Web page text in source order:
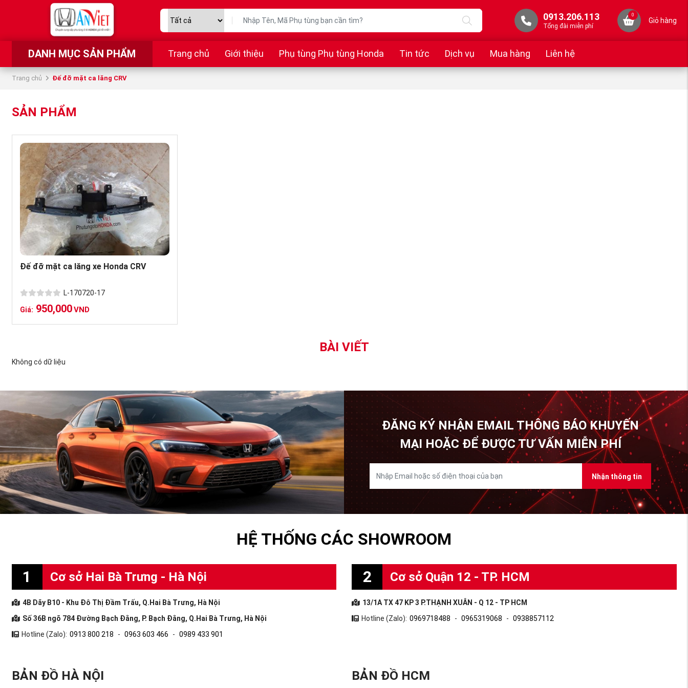
0913.206.113
Tổng đài miễn phí
0
Giỏ hàng
DANH MỤC SẢN PHẨM Trang chủ Giới thiệu Phụ tùng Phụ tùng Honda Tin tức Dịch vụ Mua hàng Liên hệ
Trang chủ Đế đỡ mặt ca lăng CRV
SẢN PHẨM
Đế đỡ mặt ca lăng xe Honda CRV
L-170720-17
Giá: 950,000VND
BÀI VIẾT
Không có dữ liệu
ĐĂNG KÝ NHẬN EMAIL THÔNG BÁO KHUYẾN
MẠI HOẶC ĐỂ ĐƯỢC TƯ VẤN MIỄN PHÍ
Nhận thông tin
HỆ THỐNG CÁC SHOWROOM
1 Cơ sở Hai Bà Trưng - Hà Nội
4B Dãy B10 - Khu Đô Thị Đầm Trấu, Q.Hai Bà Trưng, Hà Nội
Số 36B ngõ 784 Đường Bạch Đằng, P. Bạch Đằng, Q.Hai Bà Trưng, Hà Nội
Hotline (Zalo): 0913 800 218 - 0963 603 466 - 0989 433 901
2 Cơ sở Quận 12 - TP. HCM
13/1A TX 47 KP 3 P.THẠNH XUÂN - Q 12 - TP HCM
Hotline (Zalo): 0969718488 - 0965319068 - 0938857112
BẢN ĐỒ HÀ NỘI BẢN ĐỒ HCM